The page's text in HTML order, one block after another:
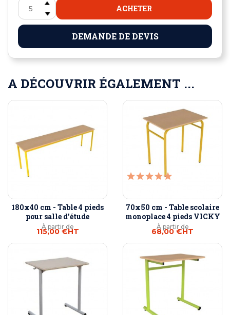
ACHETER
DEMANDE DE DEVIS
A DÉCOUVRIR ÉGALEMENT ...
180x40 cm - Table 4 pieds
pour salle d'étude
À partir de
115,00 €HT
70x50 cm - Table scolaire
monoplace 4 pieds VICKY
À partir de
68,00 €HT